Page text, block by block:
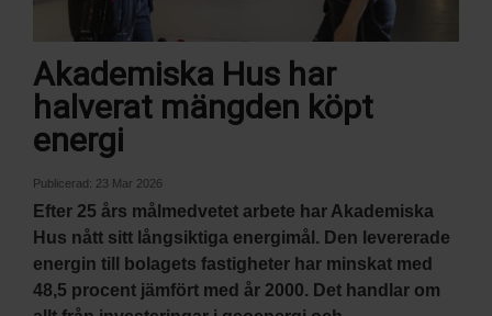
Akademiska Hus har
halverat mängden köpt
energi
Publicerad: 23 Mar 2026
Efter 25 års målmedvetet arbete har Akademiska
Hus nått sitt långsiktiga energimål. Den levererade
energin till bolagets fastigheter har minskat med
48,5 procent jämfört med år 2000. Det handlar om